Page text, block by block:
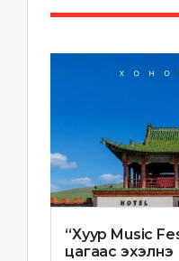
“Хуур Music
цагаас эхэлнэ